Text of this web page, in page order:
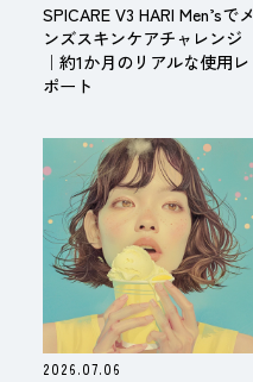
SPICARE V3 HARI Men’sでメ
ンズスキンケアチャレンジ
｜約1か月のリアルな使用レ
ポート
2026.07.06